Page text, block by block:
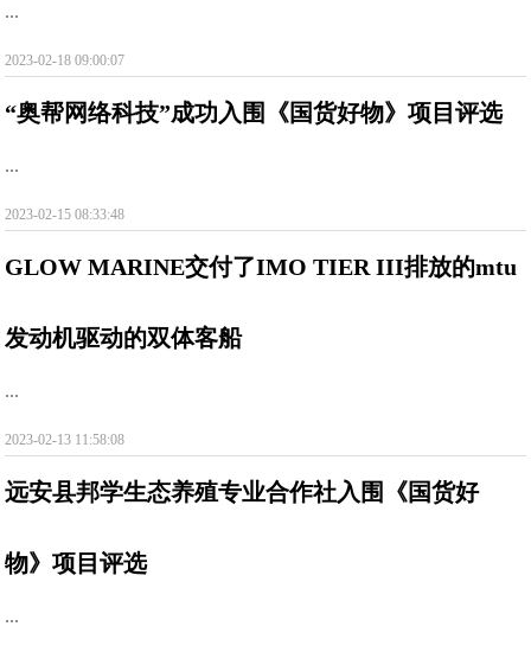
...
2023-02-18 09:00:07
“奥帮网络科技”成功入围《国货好物》项目评选
...
2023-02-15 08:33:48
GLOW MARINE交付了IMO TIER III排放的mtu
发动机驱动的双体客船
...
2023-02-13 11:58:08
远安县邦学生态养殖专业合作社入围《国货好
物》项目评选
...